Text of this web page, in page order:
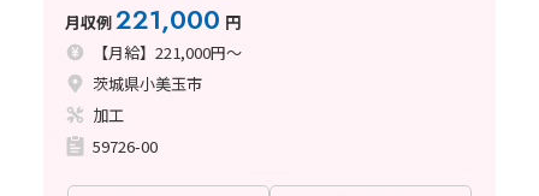
月収例221,000 円
【月給】221,000円～
茨城県小美玉市
加工
59726-00